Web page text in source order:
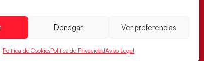
Denegar Ver preferencias
Política de CookiesPolítica de PrivacidadAviso Legal